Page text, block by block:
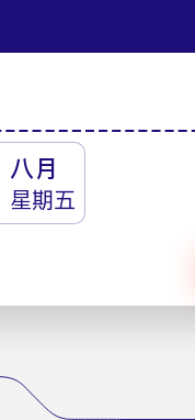
八月
星期五